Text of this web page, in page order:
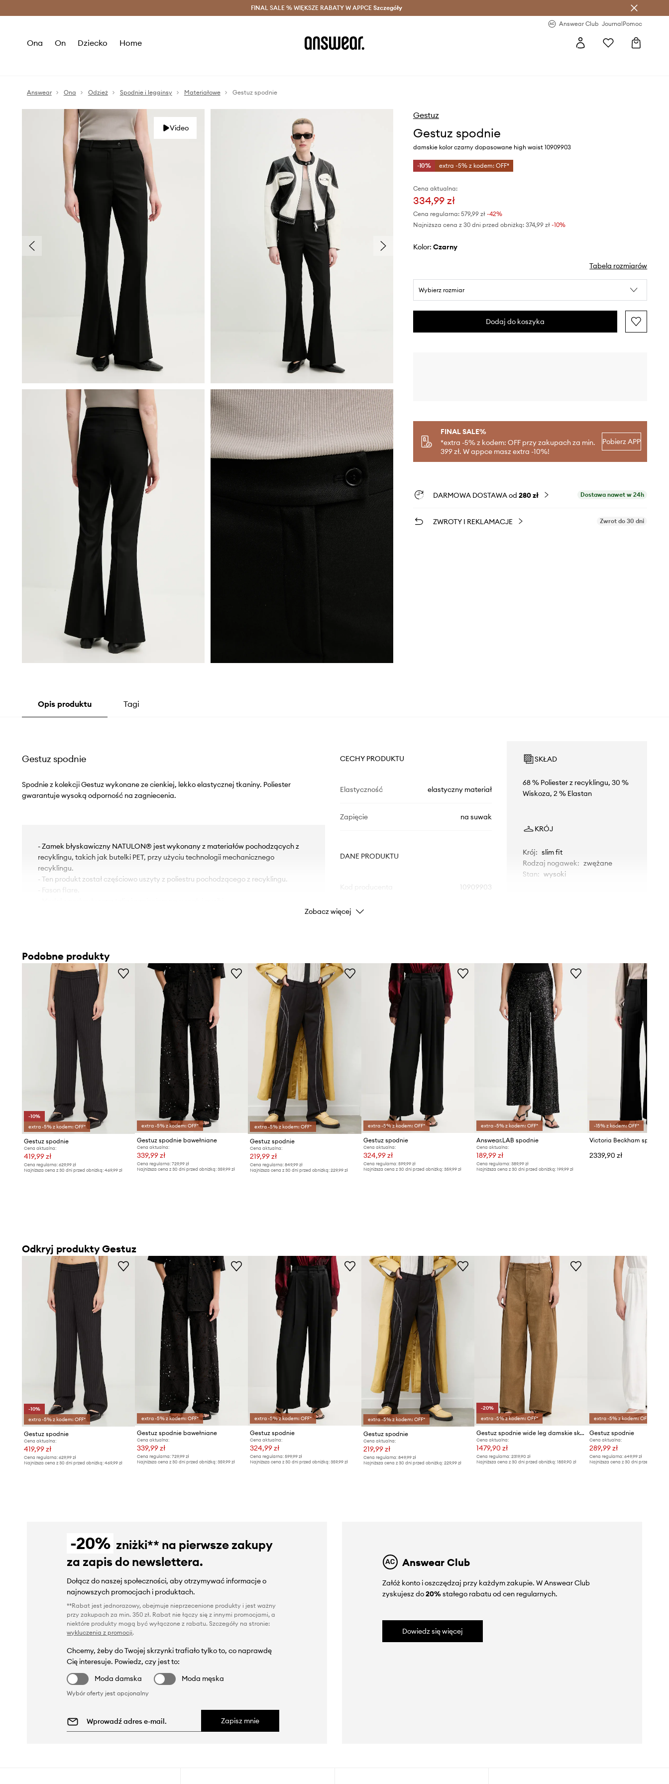
Oszczędzaj z Answear Club > Dostawa nawet w 24h >
FINAL SALE % WIĘKSZE RABATY W APPCE Szczegóły
Answear Club JournalPomoc
Ona On Dziecko Home
Answear Ona Odzież Spodnie i legginsy Materiałowe Gestuz spodnie
Video
Gestuz
Gestuz spodnie
damskie kolor czarny dopasowane high waist 10909903
-10% extra -5% z kodem: OFF*
Cena aktualna:
334,99 zł
Cena regularna: 579,99 zł-42%
Najniższa cena z 30 dni przed obniżką: 374,99 zł -10%
Kolor: czarny
Tabela rozmiarów
Wybierz rozmiar
Dodaj do koszyka
FINAL SALE%
*extra -5% z kodem: OFF przy zakupach za min.
399 zł. W appce masz extra -10%!
Pobierz APP
DARMOWA DOSTAWA od 280 zł Dostawa nawet w 24h
ZWROTY I REKLAMACJE Zwrot do 30 dni
Opis produktu Tagi
Gestuz spodnie
Spodnie z kolekcji Gestuz wykonane ze cienkiej, lekko elastycznej tkaniny. Poliester
gwarantuje wysoką odporność na zagniecenia.
- Zamek błyskawiczny NATULON® jest wykonany z materiałów pochodzących z
recyklingu, takich jak butelki PET, przy użyciu technologii mechanicznego
recyklingu.
- Ten produkt został częściowo uszyty z poliestru pochodzącego z recyklingu.
- Fason flare.
CECHY PRODUKTU
Elastyczność elastyczny materiał
Zapięcie na suwak
DANE PRODUKTU
10909903
Kolor producenta
Marka
SKŁAD
68 % Poliester z recyklingu, 30 %
Wiskoza, 2 % Elastan
KRÓJ
Krój: slim fit
Rodzaj nogawek: zwężane
Stan: wysoki
Zalecamy wybór rozmiaru, jaki nosisz
zazwyczaj.
Tabela rozmiarów
Zobacz więcej
Podobne produkty
-10%
extra -5% z kodem: OFF*
Gestuz spodnie
Cena aktualna:
419,99 zł
Cena regularna: 629,99 zł
Najniższa cena z 30 dni przed obniżką: 469,99 zł
extra -5% z kodem: OFF*
Gestuz spodnie bawełniane
Cena aktualna:
339,99 zł
Cena regularna:729,99 zł
Najniższa cena z 30 dni przed obniżką:359,99 zł
extra -5% z kodem: OFF*
Gestuz spodnie
Cena aktualna:
219,99 zł
Cena regularna: 849,99 zł
Najniższa cena z 30 dni przed obniżką: 229,99 zł
extra -5% z kodem: OFF*
Gestuz spodnie
Cena aktualna:
324,99 zł
Cena regularna: 599,99 zł
Najniższa cena z 30 dni przed obniżką: 359,99 zł
extra -5% z kodem: OFF*
Answear.LAB spodnie
Cena aktualna:
189,99 zł
Cena regularna:389,99 zł
Najniższa cena z 30 dni przed obniżką:199,99 zł
-15% z kodem: OFF*
2339,90 zł
Odkryj produkty Gestuz
-10%
extra -5% z kodem: OFF*
Gestuz spodnie
Cena aktualna:
419,99 zł
Cena regularna: 629,99 zł
Najniższa cena z 30 dni przed obniżką: 469,99 zł
extra -5% z kodem: OFF*
Gestuz spodnie bawełniane
Cena aktualna:
339,99 zł
Cena regularna:729,99 zł
Najniższa cena z 30 dni przed obniżką:359,99 zł
extra -5% z kodem: OFF*
Gestuz spodnie
Cena aktualna:
324,99 zł
Cena regularna: 599,99 zł
Najniższa cena z 30 dni przed obniżką: 359,99 zł
extra -5% z kodem: OFF*
Gestuz spodnie
Cena aktualna:
219,99 zł
Cena regularna: 849,99 zł
Najniższa cena z 30 dni przed obniżką: 229,99 zł
-20%
extra -5% z kodem: OFF*
Gestuz spodnie wide leg damskie skórzane
Cena aktualna:
1479,90 zł
Cena regularna:2319,90 zł
Najniższa cena z 30 dni przed obniżką:1859,90 zł
extra -5% z kodem: OFF*
Gestuz spodnie
Cena aktualna:
289,99 zł
Cena regularna: 649,99 zł
Najniższa cena z 30 dni przed obniżką:
-20% zniżki** na pierwsze zakupy
za zapis do newslettera.
Dołącz do naszej społeczności, aby otrzymywać informacje o
najnowszych promocjach i produktach.
**Rabat jest jednorazowy, obejmuje nieprzecenione produkty i jest ważny
przy zakupach za min. 350 zł. Rabat nie łączy się z innymi promocjami, a
niektóre produkty mogą być wyłączone z rabatu. Szczegóły na stronie:
wykluczenia z promocji.
Chcemy, żeby do Twojej skrzynki trafiało tylko to, co naprawdę
Cię interesuje. Powiedz, czy jest to:
Moda damska
Moda męska
Wybór oferty jest opcjonalny
Zapisz mnie
Answear Club
Załóż konto i oszczędzaj przy każdym zakupie. W Answear Club
zyskujesz do20%stałego rabatu od cen regularnych.
Dowiedz się więcej